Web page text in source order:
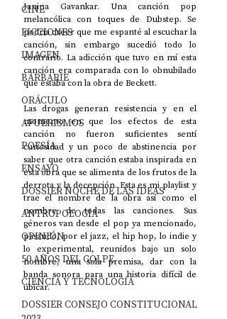
CINE
FICCIONES
IMAGEN
BARBARIE
ORÁCULO
AFUERISMOS
POESÍA
ENSAYO
DOSSIER NOCHE DE LAS IDEAS
ANTROPOLOGÍA
OPINIÓN
50 AÑOS DEL GOLPE
CIENCIA Y TECNOLOGÍA
DOSSIER CONSEJO CONSTITUCIONAL
Janina Gavankar. Una canción pop
melancólica con toques de Dubstep. Se
podría creer que me espanté al escuchar la
canción, sin embargo sucedió todo lo
contrario. La adicción que tuvo en mí esta
canción era comparada con lo obnubilado
que estaba con la obra de Beckett.
Las drogas generan resistencia y en el
momento en que los efectos de esta
canción no fueron suficientes sentí
curiosidad y un poco de abstinencia por
saber que otra canción estaba inspirada en
esta obra que se alimenta de los frutos de la
derrota y la decepción. Esta es mi playlist y
trae el nombre de la obra así como el
nombre de todas las canciones. Sus
géneros van desde el pop ya mencionado,
pasando, por el jazz, el hip hop, lo indie y
lo experimental, reunidos bajo un solo
nombre, una sola premisa, dar con la
banda sonora para una historia difícil de
ubicar.